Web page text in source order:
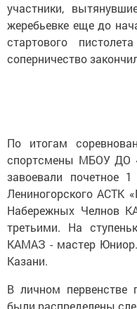
участники,
жеребьевке еще до
стартового
соперничество
По итогам
спортсмены МБОУ ДО
завоевали почетное
Лениногорского АСТК
Набережных Челнов
третьими. На
КАМАЗ - мастер
Казани.
В личном первенстве
были распределены